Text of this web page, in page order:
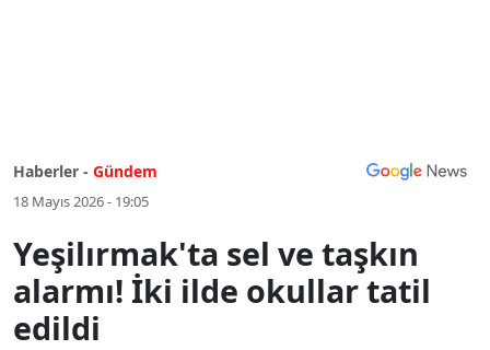
Haberler - Gündem
18 Mayıs 2026 - 19:05
Yeşilırmak'ta sel ve taşkın
alarmı! İki ilde okullar tatil
edildi